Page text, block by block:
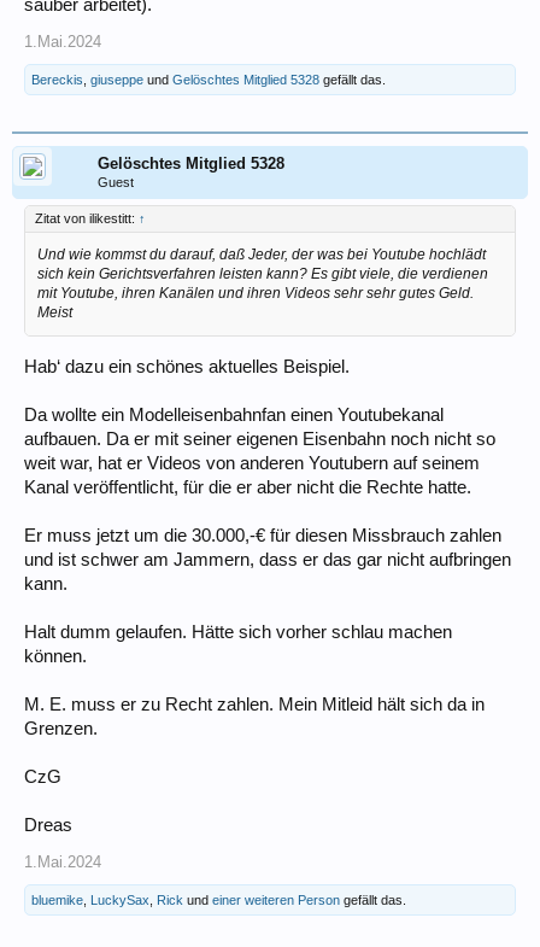
sauber arbeitet).
1.Mai.2024
Bereckis giuseppe und Gelöschtes Mitglied 5328 gefällt das.
Gelöschtes Mitglied 5328
Guest
Zitat von ilikestitt: ↑
Und wie kommst du darauf, daß Jeder, der was bei Youtube hochlädt
sich kein Gerichtsverfahren leisten kann? Es gibt viele, die verdienen
mit Youtube, ihren Kanälen und ihren Videos sehr sehr gutes Geld.
Meist
Hab‘ dazu ein schönes aktuelles Beispiel.
Da wollte ein Modelleisenbahnfan einen Youtubekanal
aufbauen. Da er mit seiner eigenen Eisenbahn noch nicht so
weit war, hat er Videos von anderen Youtubern auf seinem
Kanal veröffentlicht, für die er aber nicht die Rechte hatte.
Er muss jetzt um die 30.000,-€ für diesen Missbrauch zahlen
und ist schwer am Jammern, dass er das gar nicht aufbringen
kann.
Halt dumm gelaufen. Hätte sich vorher schlau machen
können.
M. E. muss er zu Recht zahlen. Mein Mitleid hält sich da in
Grenzen.
CzG
Dreas
1.Mai.2024
bluemike LuckySax Rick und einer weiteren Person gefällt das.